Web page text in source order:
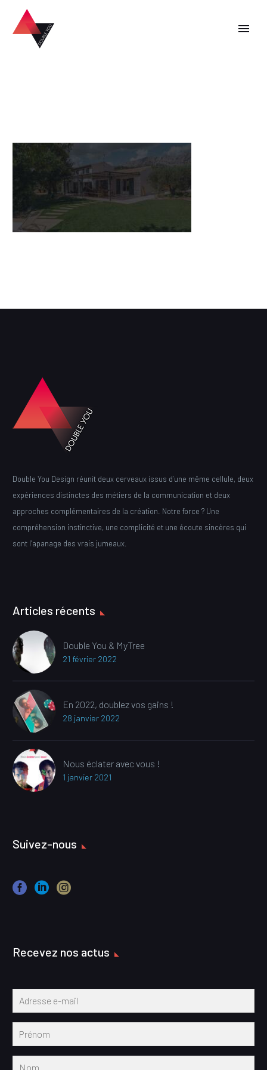
Double You Design réunit deux cerveaux issus d’une même cellule, deux
expériences distinctes des métiers de la communication et deux
approches complémentaires de la création. Notre force ? Une
compréhension instinctive, une complicité et une écoute sincères qui
sont l’apanage des vrais jumeaux.
Articles récents
Double You & MyTree
21 février 2022
En 2022, doublez vos gains !
28 janvier 2022
Nous éclater avec vous !
1 janvier 2021
Suivez-nous
Recevez nos actus